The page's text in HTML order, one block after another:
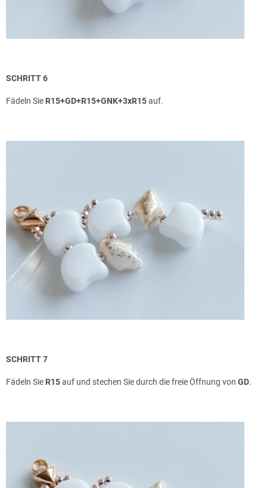
SCHRITT 6
Fädeln Sie R15+GD+R15+GNK+3xR15auf.
SCHRITT 7
Fädeln Sie R15auf und stechen Sie durch die freie Öffnung von GD.